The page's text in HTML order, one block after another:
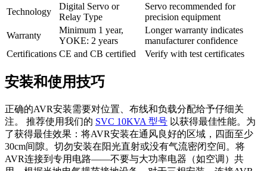
Technology
Digital Servo or
Relay Type
Servo recommended for
precision equipment
Warranty
Minimum 1 year,
YOKE: 2 years
Longer warranty indicates
manufacturer confidence
Certifications CE and CB certified Verify with test certificates
安装和使用技巧
正确的AVR安装需要对位置、布线和负载分配给予仔细关
注。 推荐使用我们的 SVC 10KVA 型号 以获得最佳性能。为
了获得最佳效果：将AVR安装在通风良好的区域，四面至少
30cm间隙。切勿安装在阳光直射或没有气流密闭空间。将
AVR连接到专用电路——不要与大功率电器（如空调）共